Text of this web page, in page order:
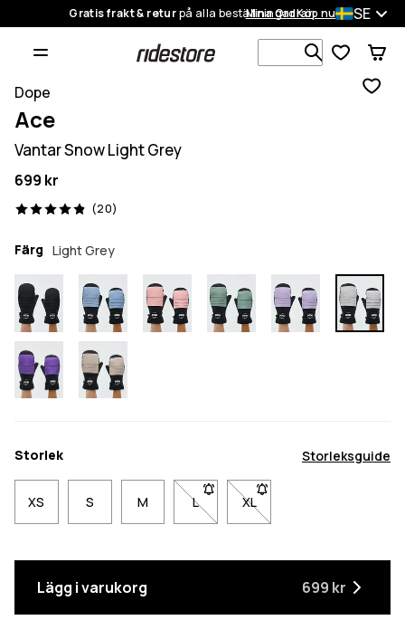
Gratis frakt & returpå alla beställningarKöp nu
Mina Ordrar SE
Sök bland
Dope
Ace
Vantar Snow Light Grey
699 kr
(20)
20 recensioner, 4.9/5
Färg Light Grey
Storlek Storleksguide
XS S M L- Storlek L är inte tillgänglig. Klicka
XL- Storlek XL är inte
Lägg i varukorg 699 kr